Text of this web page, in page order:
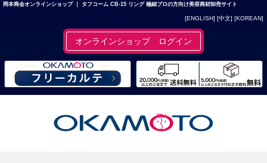
岡本商会オンラインショップ ｜ タフコーム CB-15 リング 極細プロの方向け美容商材卸売サイト
[ENGLISH] [中文] [KOREAN]
オンラインショップ ログイン